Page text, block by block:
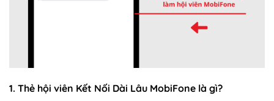
1. Thẻ hội viên Kết Nối Dài Lâu MobiFone là gì?